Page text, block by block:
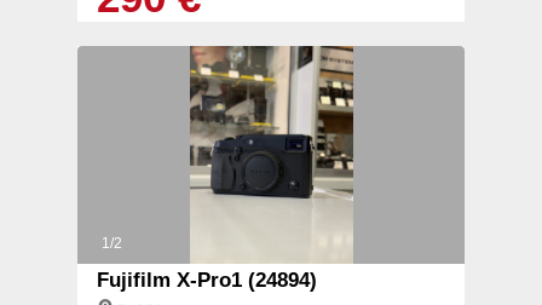
1/2
Fujifilm X-Pro1 (24894)